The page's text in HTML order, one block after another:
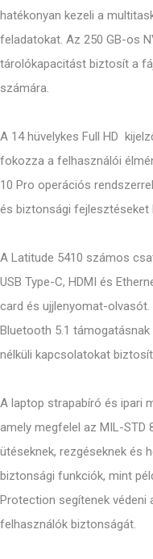
hatékonyan kezeli a
feladatokat. Az 250 GB-os
tárolókapacitást biztosít a
számára.
A 14 hüvelykes Full HD
fokozza a felhasználói
10 Pro operációs
és biztonsági fejlesztéseket
A Latitude 5410 számos
USB Type-C, HDMI és
card és ujjlenyomat-olvasót.
Bluetooth 5.1
nélküli kapcsolatokat
A laptop strapabíró és ipari
amely megfelel az MIL-STD
ütéseknek, rezgéseknek és
biztonsági funkciók, mint
Protection segítenek
felhasználók biztonságát.